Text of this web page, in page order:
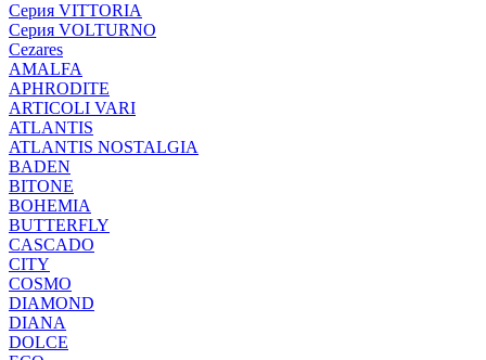
Серия VITTORIA
Серия VOLTURNO
Cezares
AMALFA
APHRODITE
ARTICOLI VARI
ATLANTIS
ATLANTIS NOSTALGIA
BADEN
BITONE
BOHEMIA
BUTTERFLY
CASCADO
CITY
COSMO
DIAMOND
DIANA
DOLCE